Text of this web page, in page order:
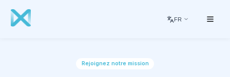
FR
Rejoignez notre mission